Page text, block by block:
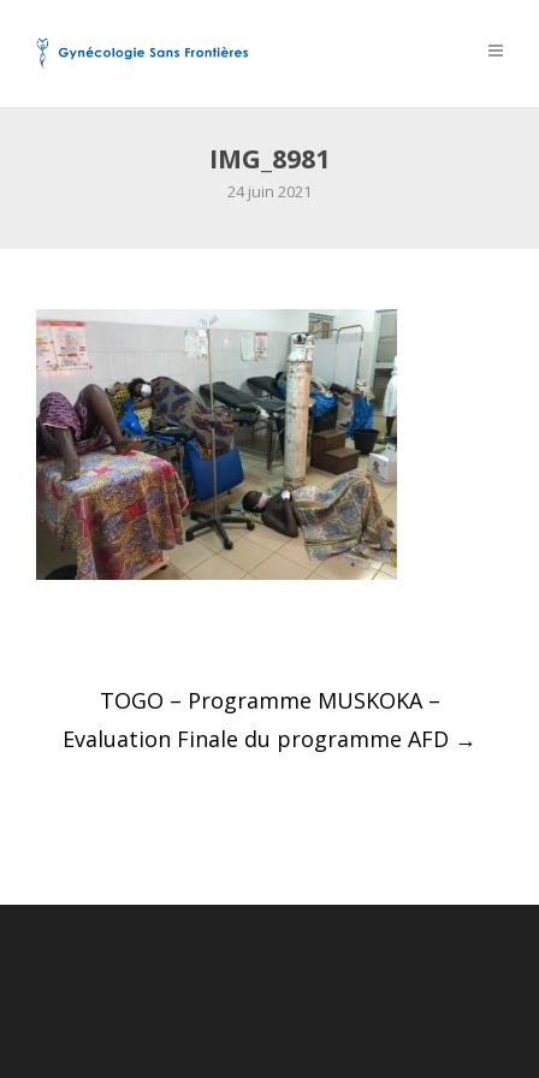
IMG_8981
24 juin 2021
Post
navigation
TOGO – Programme MUSKOKA –
Evaluation Finale du programme AFD →